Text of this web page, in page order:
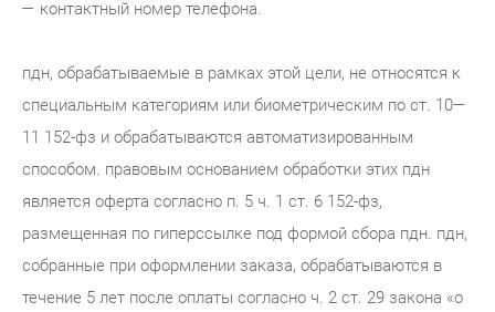
— контактный номер телефона.
пдн, обрабатываемые в рамках этой цели, не относятся к
специальным категориям или биометрическим по ст. 10—
11 152-фз и обрабатываются автоматизированным
способом. правовым основанием обработки этих пдн
является оферта согласно п. 5 ч. 1 ст. 6 152-фз,
размещенная по гиперссылке под формой сбора пдн. пдн,
собранные при оформлении заказа, обрабатываются в
течение 5 лет после оплаты согласно ч. 2 ст. 29 закона «о